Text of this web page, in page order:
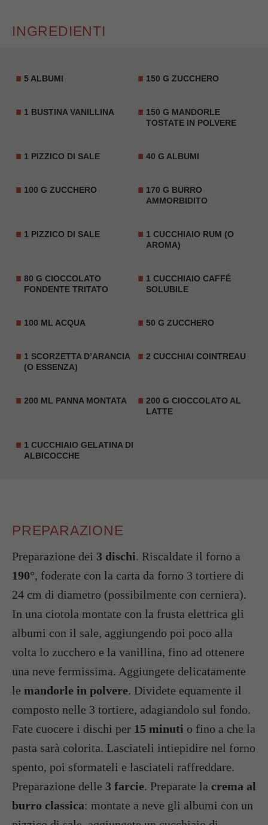
INGREDIENTI
5 ALBUMI 150 G ZUCCHERO
1 BUSTINA VANILLINA
150 G MANDORLE
TOSTATE IN POLVERE
1 PIZZICO DI SALE 40 G ALBUMI
100 G ZUCCHERO
170 G BURRO
AMMORBIDITO
1 PIZZICO DI SALE
1 CUCCHIAIO RUM (O
AROMA)
80 G CIOCCOLATO
FONDENTE TRITATO
1 CUCCHIAIO CAFFÉ
SOLUBILE
100 ML ACQUA 50 G ZUCCHERO
1 SCORZETTA D’ARANCIA
(O ESSENZA)
2 CUCCHIAI COINTREAU
200 ML PANNA MONTATA
200 G CIOCCOLATO AL
LATTE
1 CUCCHIAIO GELATINA DI
ALBICOCCHE
PREPARAZIONE
Preparazione dei 3 dischi. Riscaldate il forno a
190°, foderate con la carta da forno 3 tortiere di
24 cm di diametro (possibilmente con cerniera).
In una ciotola montate con la frusta elettrica gli
albumi con il sale, aggiungendo poi poco alla
volta lo zucchero e la vanillina, fino ad ottenere
una neve fermissima. Aggiungete delicatamente
le mandorle in polvere. Dividete equamente il
composto nelle 3 tortiere, adagiandolo sul fondo.
Fate cuocere i dischi per 15 minuti o fino a che la
pasta sarà colorita. Lasciateli intiepidire nel forno
spento, poi sformateli e lasciateli raffreddare.
Preparazione delle 3 farcie. Preparate la crema al
burro classica: montate a neve gli albumi con un